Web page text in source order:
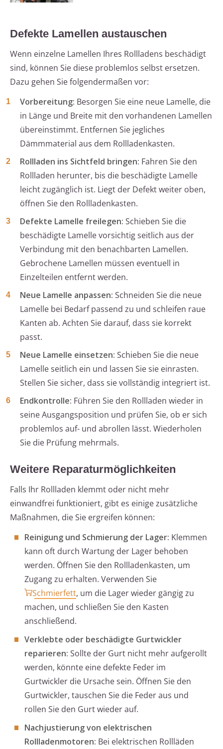
Defekte Lamellen austauschen
Wenn einzelne Lamellen Ihres Rollladens beschädigt
sind, können Sie diese problemlos selbst ersetzen.
Dazu gehen Sie folgendermaßen vor:
Vorbereitung: Besorgen Sie eine neue Lamelle, die
in Länge und Breite mit den vorhandenen Lamellen
übereinstimmt. Entfernen Sie jegliches
Dämmmaterial aus dem Rollladenkasten.
Rollladen ins Sichtfeld bringen: Fahren Sie den
Rollladen herunter, bis die beschädigte Lamelle
leicht zugänglich ist. Liegt der Defekt weiter oben,
öffnen Sie den Rollladenkasten.
Defekte Lamelle freilegen: Schieben Sie die
beschädigte Lamelle vorsichtig seitlich aus der
Verbindung mit den benachbarten Lamellen.
Gebrochene Lamellen müssen eventuell in
Einzelteilen entfernt werden.
Neue Lamelle anpassen: Schneiden Sie die neue
Lamelle bei Bedarf passend zu und schleifen raue
Kanten ab. Achten Sie darauf, dass sie korrekt
passt.
Neue Lamelle einsetzen: Schieben Sie die neue
Lamelle seitlich ein und lassen Sie sie einrasten.
Stellen Sie sicher, dass sie vollständig integriert ist.
Endkontrolle: Führen Sie den Rollladen wieder in
seine Ausgangsposition und prüfen Sie, ob er sich
problemlos auf- und abrollen lässt. Wiederholen
Sie die Prüfung mehrmals.
Weitere Reparaturmöglichkeiten
Falls Ihr Rollladen klemmt oder nicht mehr
einwandfrei funktioniert, gibt es einige zusätzliche
Maßnahmen, die Sie ergreifen können:
Reinigung und Schmierung der Lager: Klemmen
kann oft durch Wartung der Lager behoben
werden. Öffnen Sie den Rollladenkasten, um
Zugang zu erhalten. Verwenden Sie
Schmierfett, um die Lager wieder gängig zu
machen, und schließen Sie den Kasten
anschließend.
Verklebte oder beschädigte Gurtwickler
reparieren: Sollte der Gurt nicht mehr aufgerollt
werden, könnte eine defekte Feder im
Gurtwickler die Ursache sein. Öffnen Sie den
Gurtwickler, tauschen Sie die Feder aus und
rollen Sie den Gurt wieder auf.
Nachjustierung von elektrischen
Rollladenmotoren: Bei elektrischen Rollläden